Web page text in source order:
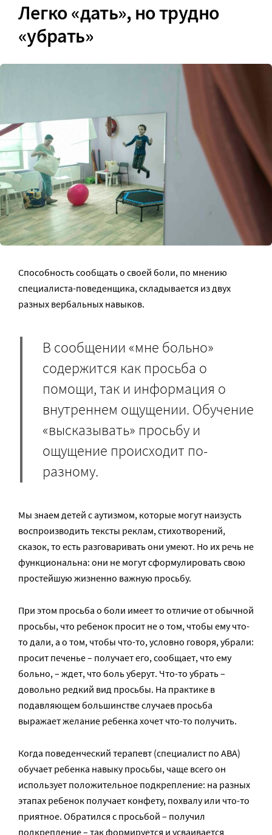
Легко «дать», но трудно
«убрать»
Способность сообщать о своей боли, по мнению
специалиста-поведенщика, складывается из двух
разных вербальных навыков.
В сообщении «мне больно»
содержится как просьба о
помощи, так и информация о
внутреннем ощущении. Обучение
«высказывать» просьбу и
ощущение происходит по-
разному.
Мы знаем детей с аутизмом, которые могут наизусть
воспроизводить тексты реклам, стихотворений,
сказок, то есть разговаривать они умеют. Но их речь не
функциональна: они не могут сформулировать свою
простейшую жизненно важную просьбу.
При этом просьба о боли имеет то отличие от обычной
просьбы, что ребенок просит не о том, чтобы ему что-
то дали, а о том, чтобы что-то, условно говоря, убрали:
просит печенье – получает его, сообщает, что ему
больно, – ждет, что боль уберут. Что-то убрать –
довольно редкий вид просьбы. На практике в
подавляющем большинстве случаев просьба
выражает желание ребенка хочет что-то получить.
Когда поведенческий терапевт (специалист по АВА)
обучает ребенка навыку просьбы, чаще всего он
использует положительное подкрепление: на разных
этапах ребенок получает конфету, похвалу или что-то
приятное. Обратился с просьбой – получил
подкрепление – так формируется и усваивается